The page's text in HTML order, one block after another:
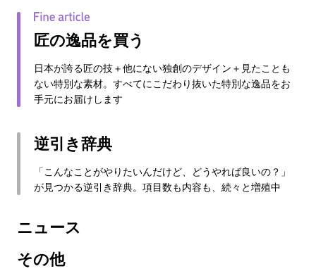
匠の逸品を買う
日本が誇る匠の技＋他にない独創のデザイン＋見たことも
ない特別な素材。すべてにこだわり抜いた特別な逸品をお
手元にお届けします
逆引き辞典
「こんなことがやりたいんだけど、どうやれば良いの？」
が見つかる逆引き辞典。項目数も内容も、続々と増殖中
ニュース
その他